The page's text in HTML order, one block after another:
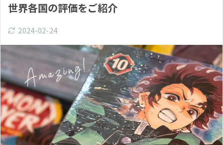
世界各国の評価をご紹介
2024-02-24